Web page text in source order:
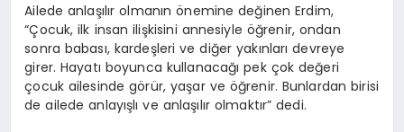
Ailede anlaşılır olmanın önemine değinen Erdim,
“Çocuk, ilk insan ilişkisini annesiyle öğrenir, ondan
sonra babası, kardeşleri ve diğer yakınları devreye
girer. Hayatı boyunca kullanacağı pek çok değeri
çocuk ailesinde görür, yaşar ve öğrenir. Bunlardan birisi
de ailede anlayışlı ve anlaşılır olmaktır” dedi.